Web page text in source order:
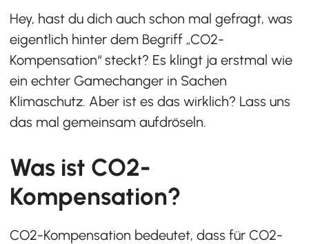
Hey, hast du dich auch schon mal gefragt, was
eigentlich hinter dem Begriff „CO2-
Kompensation“ steckt? Es klingt ja erstmal wie
ein echter Gamechanger in Sachen
Klimaschutz. Aber ist es das wirklich? Lass uns
das mal gemeinsam aufdröseln.
Was ist CO2-
Kompensation?
CO2-Kompensation bedeutet, dass für CO2-